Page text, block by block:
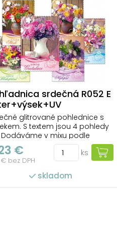
srdečná R052 E
glitrované pohlednice s
S textem jsou 4 pohledy
Dodáváme v mixu podle
zásoby.
ks v balení: 100
€
€ bez DPH
ks
skladom